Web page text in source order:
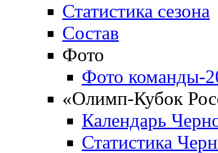
Статистика сезона
Состав
Фото
Фото команды-
«Олимп-Кубок
Календарь
Статистика